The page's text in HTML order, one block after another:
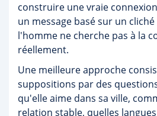
construire une vraie
un message basé sur un
l'homme ne cherche pas à la
réellement.
Une meilleure approche
suppositions par des
qu'elle aime dans sa ville,
relation stable, quelles